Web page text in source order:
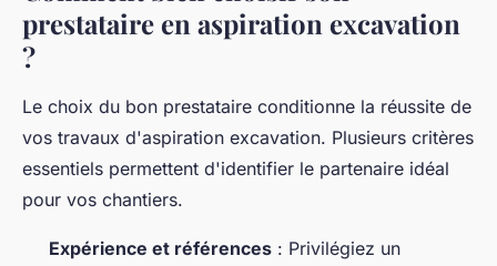
prestataire en aspiration excavation
?
Le choix du bon prestataire conditionne la réussite de
vos travaux d'aspiration excavation. Plusieurs critères
essentiels permettent d'identifier le partenaire idéal
pour vos chantiers.
Expérience et références : Privilégiez un